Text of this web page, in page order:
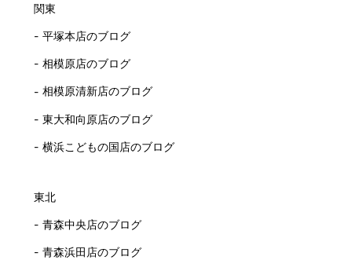
関東
平塚本店のブログ
相模原店のブログ
相模原清新店のブログ
東大和向原店のブログ
横浜こどもの国店のブログ
東北
青森中央店のブログ
青森浜田店のブログ